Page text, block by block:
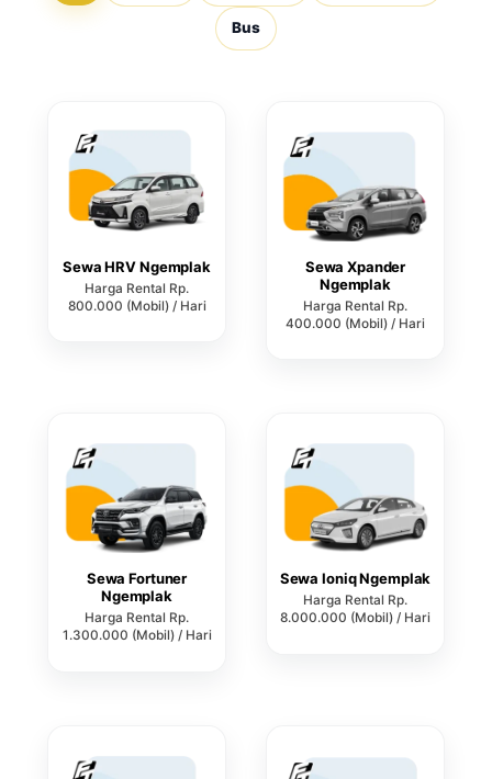
Bus
Sewa HRV Ngemplak
Harga Rental Rp.
800.000 (Mobil) / Hari
Sewa Xpander
Ngemplak
Harga Rental Rp.
400.000 (Mobil) / Hari
Sewa Fortuner
Ngemplak
Harga Rental Rp.
1.300.000 (Mobil) / Hari
Sewa Ioniq Ngemplak
Harga Rental Rp.
8.000.000 (Mobil) / Hari